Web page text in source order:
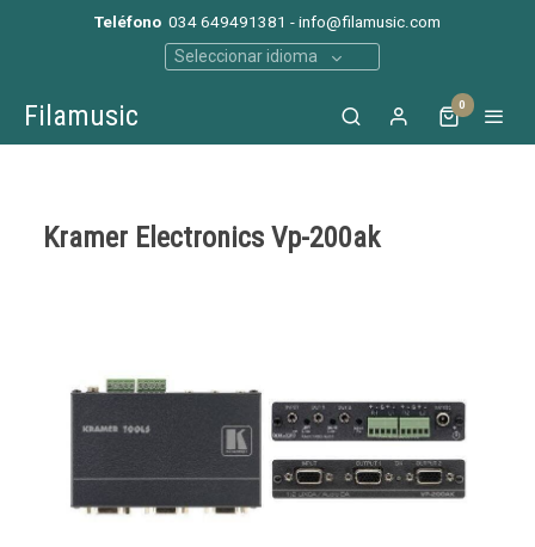
Teléfono 034 649491381 - info@filamusic.com
Seleccionar idioma
Filamusic 0
Kramer Electronics Vp-200ak